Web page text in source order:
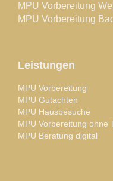
MPU Vorbereitung
MPU Vorbereitung
Leistungen
MPU Vorbereitung
MPU Gutachten
MPU Hausbesuche
MPU Vorbereitung ohne
MPU Beratung digital